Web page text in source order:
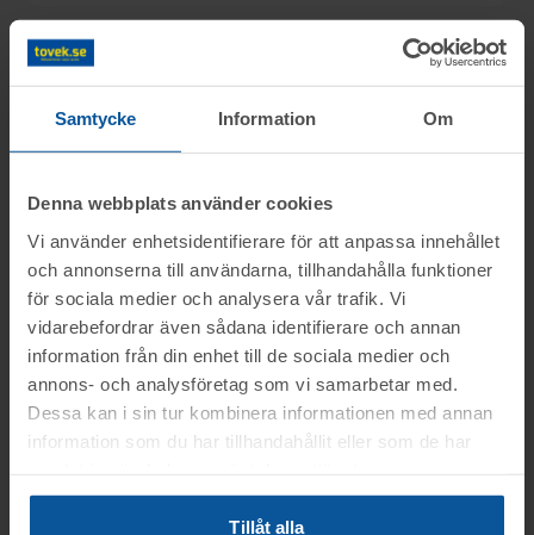
Samtycke Information Om
Denna webbplats använder cookies
Vi använder enhetsidentifierare för att anpassa innehållet
och annonserna till användarna, tillhandahålla funktioner
för sociala medier och analysera vår trafik. Vi
vidarebefordrar även sådana identifierare och annan
information från din enhet till de sociala medier och
annons- och analysföretag som vi samarbetar med.
Dessa kan i sin tur kombinera informationen med annan
information som du har tillhandahållit eller som de har
Tillåt alla
Objektet säljes i befintligt skick.
Det är upp till köparen att kontrollera
objektet vid angiven tid för visning.
OBS! Lagda bud kan inte tas bort!
Vid konkursutförsäljning gäller inte
konsumentköplagen (ex. ångerrätt). Se mer
info i registreringsavtalet.
Lars mob.nr: 0708-496611
Du kan alltid kontakta oss på 0346-48770 för
generella frågor om auktioner och rop.
Oxie, Malmö
Torsdagen den 25 juni mellan kl. 11:00-
12:30
Betalning
Betalningen skall vara Toveks Auktioner AB
tillhandaSENAST 2026-07-01.
Avhämtning
Oxie, Malmö